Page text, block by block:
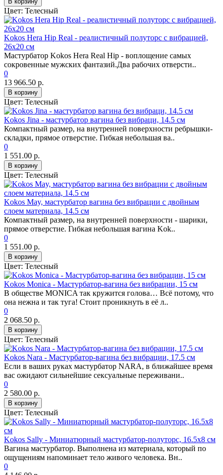
Цвет: Телесный
Kokos Hera Hip Real - реалистичный полуторс с вибрацией,
26х20 см
Мастурбатор Kokos Hera Real Hip - воплощение самых
сокровенные мужских фантазий.Два рабочих отверсти..
0
13 966.50 р.
В корзину
Цвет: Телесный
Kokos Jina - мастурбатор вагина без вибраци, 14.5 см
Компактный размер, на внутренней поверхности ребрышки-
складки, прямое отверстие. Гибкая небольшая ва..
0
1 551.00 р.
В корзину
Цвет: Телесный
Kokos May, мастурбатор вагина без вибрации с двойным
слоем материала, 14.5 см
Компактный размер, на внутренней поверхности - шарики,
прямое отверстие. Гибкая небольшая вагина Kok..
0
1 551.00 р.
В корзину
Цвет: Телесный
Kokos Monica - Мастурбатор-вагина без вибрации, 15 см
В обществе MONICA так кружится голова… Всё потому, что
она нежна и так туга! Стоит проникнуть в её л..
0
2 068.50 р.
В корзину
Цвет: Телесный
Kokos Nara - Мастурбатор-вагина без вибрации, 17.5 см
Если в ваших руках мастурбатор NARA, в ближайшее время
вас ожидают сильнейшие сексуальные переживани..
0
2 580.00 р.
В корзину
Цвет: Телесный
Kokos Sally - Миниатюрный мастурбатор-полуторс, 16.5х8 см
Вагина мастурбатор. Выполнена из материала, который по
ощущениям напоминает тело живого человека. Вн..
0